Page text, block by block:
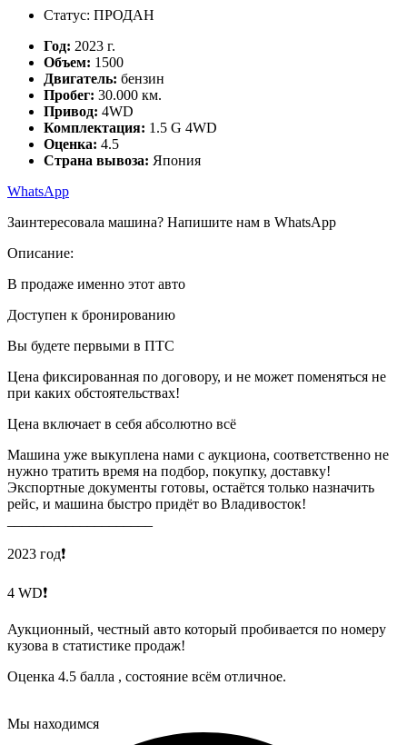
Статус: ПРОДАН
Год: 2023 г.
Объем: 1500
Двигатель: бензин
Пробег: 30.000 км.
Привод: 4WD
Комплектация: 1.5 G 4WD
Оценка: 4.5
Страна вывоза: Япония
WhatsApp
Заинтересовала машина? Напишите нам в WhatsApp
Описание:
В продаже именно этот авто
Доступен к бронированию
Вы будете первыми в ПТС
Цена фиксированная по договору, и не может поменяться не
при каких обстоятельствах!
Цена включает в себя абсолютно всё
Машина уже выкуплена нами с аукциона, соответственно не
нужно тратить время на подбор, покупку, доставку!
Экспортные документы готовы, остаётся только назначить
рейс, и машина быстро придёт во Владивосток!
2023 год❗️
4 WD❗️
Аукционный, честный авто который пробивается по номеру
кузова в статистике продаж!
Оценка 4.5 балла , состояние всём отличное.
Мы находимся